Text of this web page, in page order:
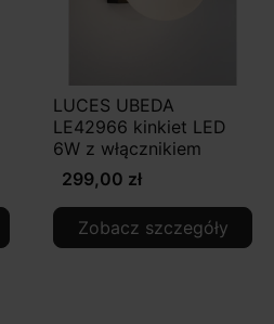
LUCES UBEDA
LE42966 kinkiet LED
6W z włącznikiem
299,00 zł
Zobacz szczegóły